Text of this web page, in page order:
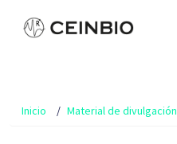
Inicio Material de divulgación